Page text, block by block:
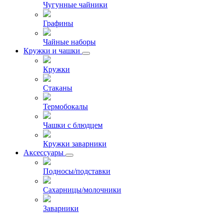
Чугунные чайники
Графины
Чайные наборы
Кружки и чашки
Кружки
Стаканы
Термобокалы
Чашки с блюдцем
Кружки заварники
Аксессуары
Подносы/подставки
Сахарницы/молочники
Заварники